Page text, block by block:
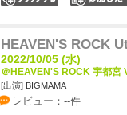
HEAVEN'S ROCK
2022/10/05 (水)
＠HEAVEN'S ROCK 宇都宮
[出演] BIGMAMA
レビュー：--件